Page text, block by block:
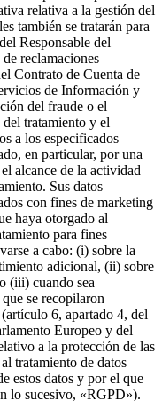
relativa a la gestión del
también se tratarán para
Responsable del
reclamaciones
Contrato de Cuenta de
de Información y
del fraude o el
tratamiento y el
a los especificados
en particular, por una
alcance de la actividad
Sus datos
con fines de marketing
haya otorgado al
para fines
a cabo: (i) sobre la
adicional, (ii) sobre
(iii) cuando sea
se recopilaron
6, apartado 4, del
Europeo y del
a la protección de las
tratamiento de datos
estos datos y por el que
lo sucesivo, «RGPD»).